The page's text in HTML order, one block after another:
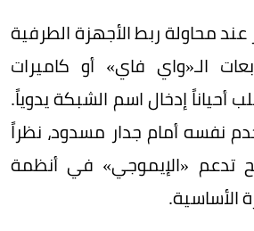
عند محاولة ربط الأجهزة الطرفية
الـ«واي فاي» أو كاميرات
أحياناً إدخال اسم الشبكة يدوياً.
نفسه أمام جدار مسدود، نظراً
تدعم «الإيموجي» في أنظمة
الأساسية.